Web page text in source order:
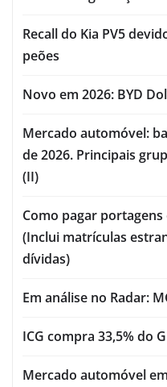
Recall do Kia PV5
peões
Novo em 2026: BYD
Mercado automóvel:
de 2026. Principais
(II)
Como pagar
(Inclui matrículas
dívidas)
Em análise no Radar:
ICG compra 33,5% do
Mercado automóvel